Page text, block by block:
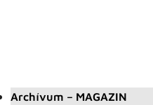
Archívum – MAGAZIN